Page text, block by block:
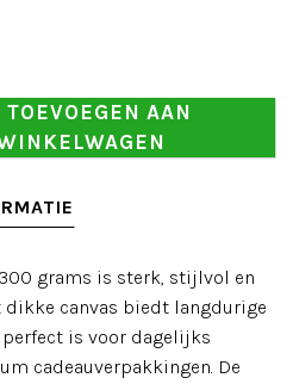
TOEVOEGEN AAN
grams is sterk, stijlvol en
canvas biedt langdurige
is voor dagelijks
cadeauverpakkingen. De